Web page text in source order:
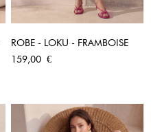
ROBE - LOKU - FRAMBOISE
Prix
159,00 €